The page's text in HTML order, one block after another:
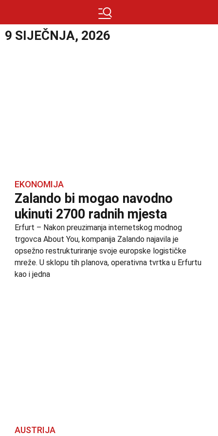
9 SIJEČNJA, 2026
EKONOMIJA
Zalando bi mogao navodno
ukinuti 2700 radnih mjesta
Erfurt – Nakon preuzimanja internetskog modnog
trgovca About You, kompanija Zalando najavila je
opsežno restrukturiranje svoje europske logističke
mreže. U sklopu tih planova, operativna tvrtka u Erfurtu
kao i jedna
AUSTRIJA